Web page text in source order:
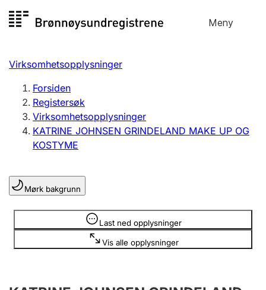
til
Meny
Registersøk
Aksjeselskap
Enkeltpersonforetak
Registrere, endre, slette
Lag og forening
Registrere, endre, slette
Flere organisasjonsformer
Årsregnskap
Virksomhetsopplysninger
Forsiden
Registersøk
Virksomhetsopplysninger
KATRINE JOHNSEN GRINDELAND MAKE UP OG
KOSTYME
Mørk bakgrunn
Last ned opplysninger
Vis alle opplysninger
Opplysninger er skjult